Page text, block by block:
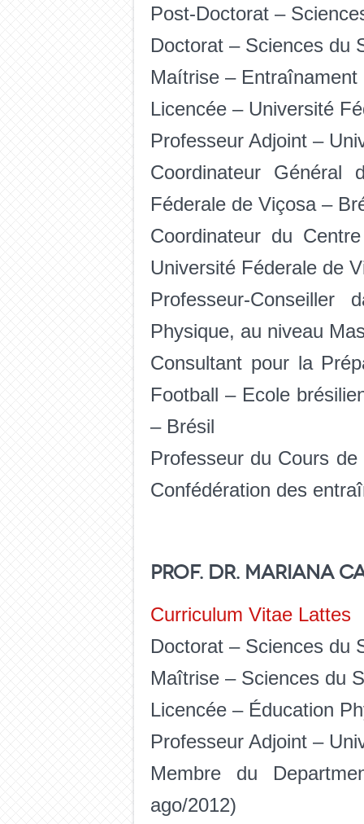
Post-Doctorat –
Doctorat – Sciences du
Maítrise –
Licencée – Université
Professeur Adjoint –
Coordinateur
Féderale de Viçosa –
Coordinateur du
Université Féderale de
Professeur-Conseiller
Physique, au niveau
Consultant pour la
Football – Ecole
– Brésil
Professeur du Cours
Confédération des
Prof. Dr. Mariana
Curriculum Vitae Lattes
Doctorat – Sciences du
Maîtrise – Sciences du
Licencée – Éducation
Professeur Adjoint –
Membre du
ago/2012)